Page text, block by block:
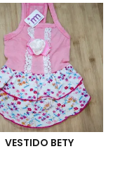
VESTIDO BETY